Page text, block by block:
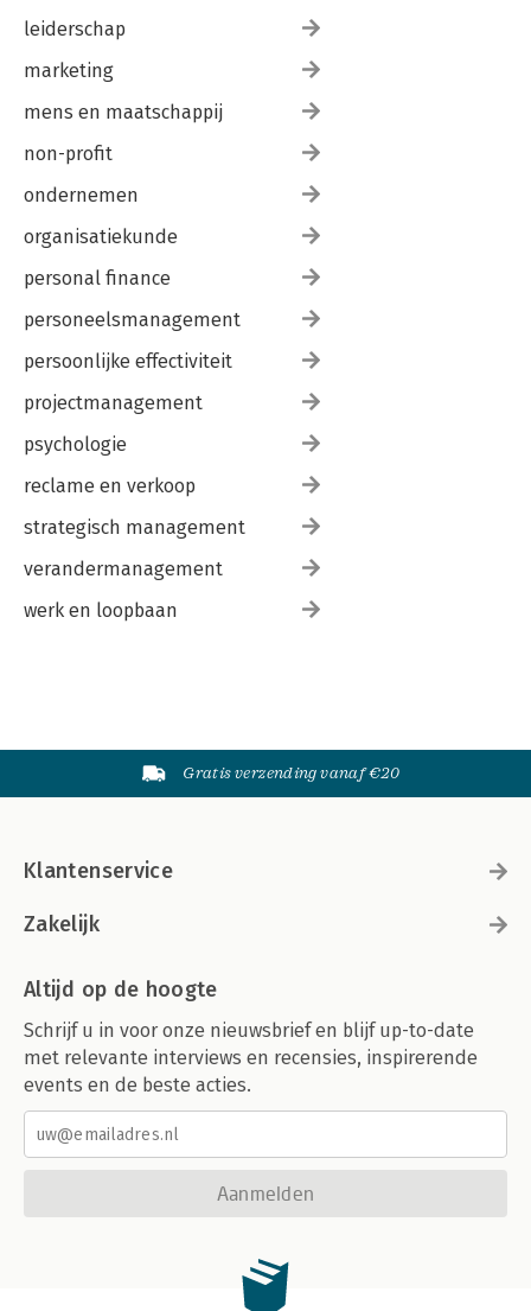
leiderschap
marketing
mens en maatschappij
non-profit
ondernemen
organisatiekunde
personal finance
personeelsmanagement
persoonlijke effectiviteit
projectmanagement
psychologie
reclame en verkoop
strategisch management
verandermanagement
werk en loopbaan
Gratis verzending vanaf €20
Klantenservice
Zakelijk
Altijd op de hoogte
Schrijf u in voor onze nieuwsbrief en blijf up-to-date
met relevante interviews en recensies, inspirerende
events en de beste acties.
Aanmelden